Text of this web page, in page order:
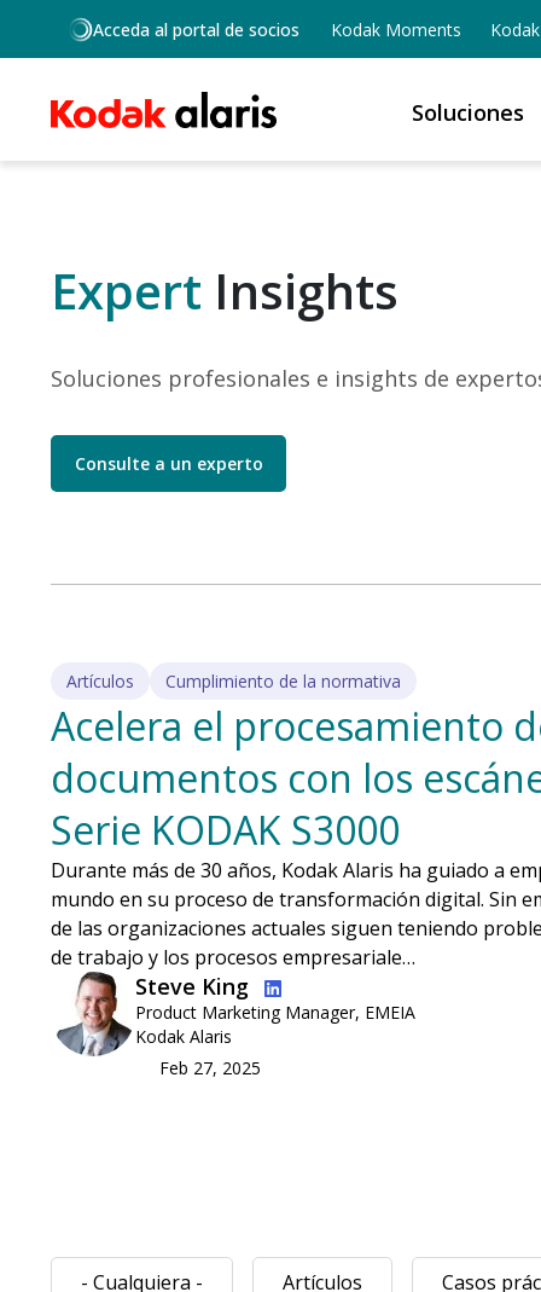
Skip to main content
Acceda al portal de socios Kodak Moments
Soluciones
Expert Insights
Soluciones profesionales e insights de
Consulte a un experto
Artículos Cumplimiento de la normativa
Acelera el procesamiento
documentos con los
Serie KODAK S3000
Durante más de 30 años, Kodak Alaris ha guiado a
mundo en su proceso de transformación digital. Sin
de las organizaciones actuales siguen teniendo
de trabajo y los procesos empresariale…
Imagen
Steve King
Product Marketing Manager, EMEIA
Kodak Alaris
Feb 27, 2025
- Cualquiera - Artículos Casos